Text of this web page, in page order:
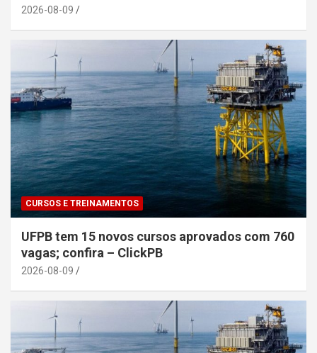
2026-08-09
CURSOS E TREINAMENTOS
UFPB tem 15 novos cursos aprovados com 760
vagas; confira – ClickPB
2026-08-09